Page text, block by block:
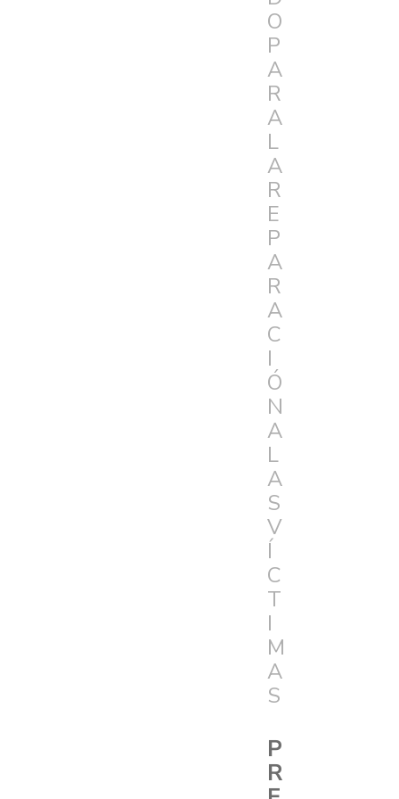
O
P
A
R
A
L
A
R
E
P
A
R
A
C
I
Ó
N
A
L
A
S
V
Í
C
T
I
M
A
S
P
R